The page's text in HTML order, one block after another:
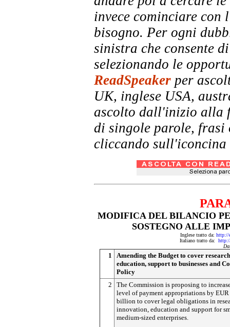
invece cominciare
bisogno. Per ogni
sinistra che consente
selezionando le
ReadSpeaker per
UK, inglese USA,
ascolto dall'inizio alla
di singole parole, frasi
cliccando sull'iconcina
MODIFICA DEL BILANCIO
SOSTEGNO ALLE
Inglese tratto da: http://
Italiano tratto da:
1
Amending the Budget to cover
education, support to businesses and
Policy
2
The Commission is proposing to
level of payment appropriations by
billion to cover legal obligations in
innovation, education and support for
medium-sized enterprises.